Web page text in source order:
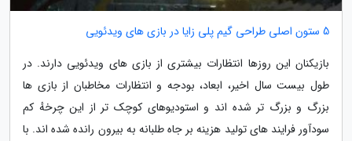
5 ستون اصلی طراحی گیم پلی زایا در بازی های ویدئویی
بازیکنان این روزها انتظارات بیشتری از بازی های ویدئویی دارند. در
طول بیست سال اخیر، ابعاد، بودجه و انتظارات مخاطبان از بازی ها
بزرگ و بزرگ تر شده اند و استودیوهای کوچک تر از این چرخهٔ کم
سودآور فرایند های تولید هزینه بر جاه طلبانه به بیرون رانده شده اند. با